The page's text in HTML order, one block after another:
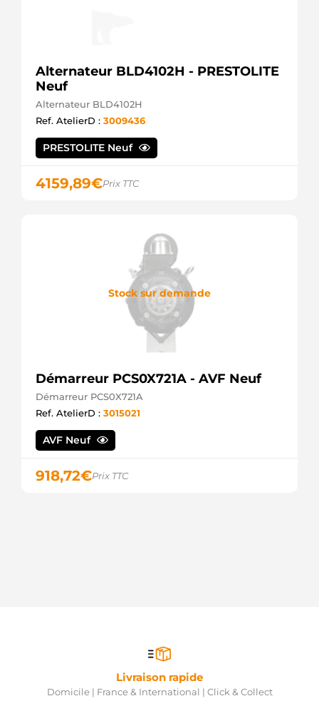
Alternateur BLD4102H - PRESTOLITE
Neuf
Alternateur BLD4102H
Ref. AtelierD : 3009436
PRESTOLITE Neuf
4159,89€Prix TTC
Stock sur demande
Démarreur PCS0X721A - AVF Neuf
Démarreur PCS0X721A
Ref. AtelierD : 3015021
AVF Neuf
918,72€Prix TTC
Livraison rapide
Domicile | France & International | Click & Collect